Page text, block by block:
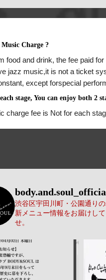
Charge ?
food and drink, the fee paid
jazz music,it is not a ticket
except forspecial
stage, You can enjoy both 2
charge fee is Not for each
渋谷区宇田川町・公園通り
新メニュー情報をお届けし
せ。